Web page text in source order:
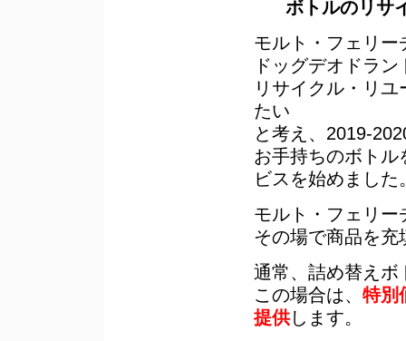
ボトルのリサ
モルト・フェリー
ドッグデオドラ
リサイクル・リ
たい
と考え、2019-
お手持ちのボト
ビスを始めました
モルト・フェリ
その場で商品を充
通常、詰め替えボ
この場合は、 特別
提供します。